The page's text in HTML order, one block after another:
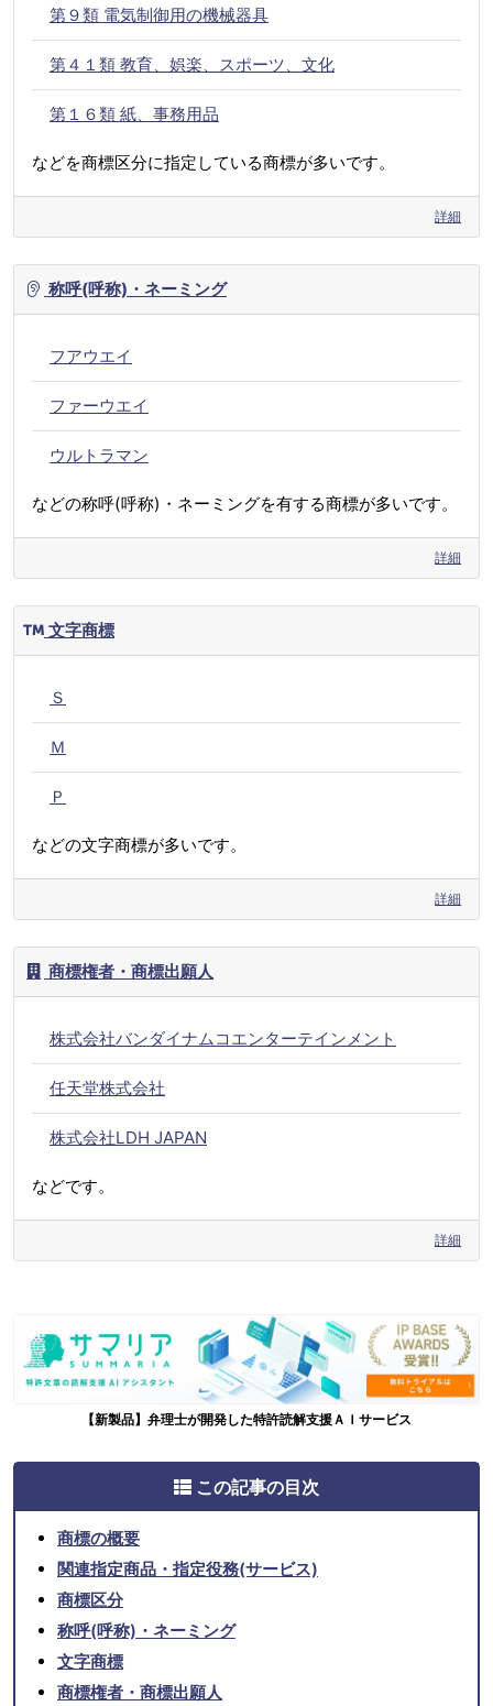
第９類 電気制御用の機械器具
第４１類 教育、娯楽、スポーツ、文化
第１６類 紙、事務用品
などを商標区分に指定している商標が多いです。
詳細
称呼(呼称)・ネーミング
フアウエイ
ファーウエイ
ウルトラマン
などの称呼(呼称)・ネーミングを有する商標が多いです。
詳細
文字商標
Ｓ
Ｍ
Ｐ
などの文字商標が多いです。
詳細
商標権者・商標出願人
株式会社バンダイナムコエンターテインメント
任天堂株式会社
株式会社LDH JAPAN
などです。
詳細
【新製品】弁理士が開発した特許読解支援ＡＩサービス
この記事の目次
商標の概要
関連指定商品・指定役務(サービス)
商標区分
称呼(呼称)・ネーミング
文字商標
商標権者・商標出願人